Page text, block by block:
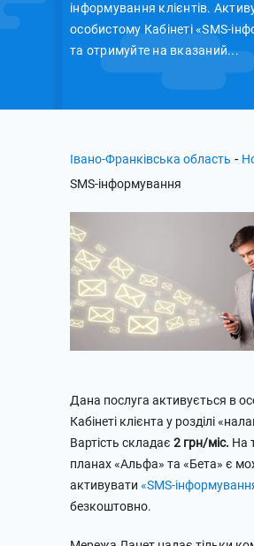
інформування клієнтів.
особистому Кабінеті «SMS-
та отримуйте на вказаний...
Івано-Франківська область -
SMS-інформування
Дана послуга активується в
Кабінеті клієнта у розділі
Вартість складає 2 грн/міс. На
планах «Альфа» та «Бета» є
активувати «SMS-
безкоштовно.